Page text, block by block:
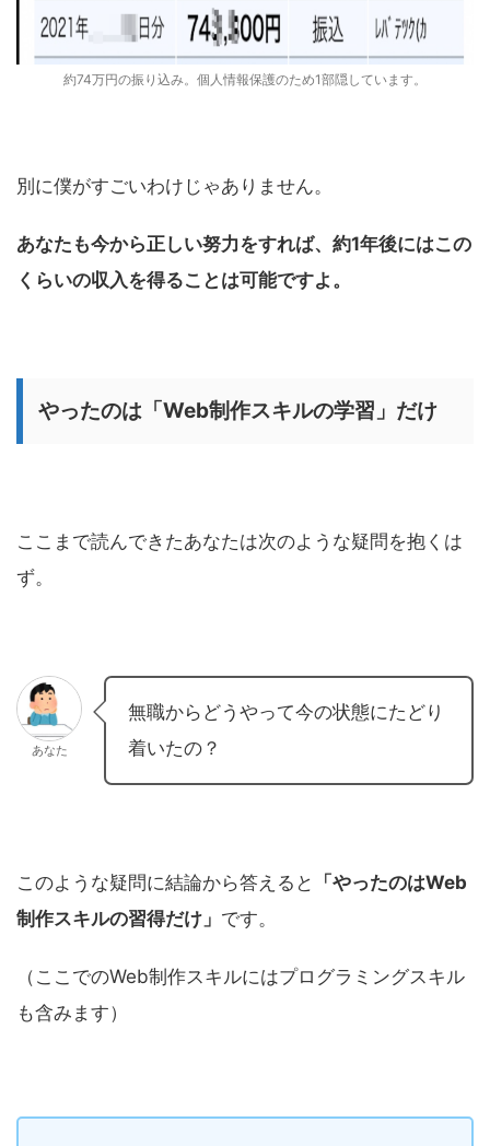
約74万円の振り込み。個人情報保護のため1部隠しています。
別に僕がすごいわけじゃありません。
あなたも今から正しい努力をすれば、約1年後にはこの
くらいの収入を得ることは可能ですよ。
やったのは「Web制作スキルの学習」だけ
ここまで読んできたあなたは次のような疑問を抱くは
ず。
あなた
無職からどうやって今の状態にたどり
着いたの？
このような疑問に結論から答えると
「やったのはWeb
制作スキルの習得だけ」 です。
（ここでのWeb制作スキルにはプログラミングスキル
も含みます）